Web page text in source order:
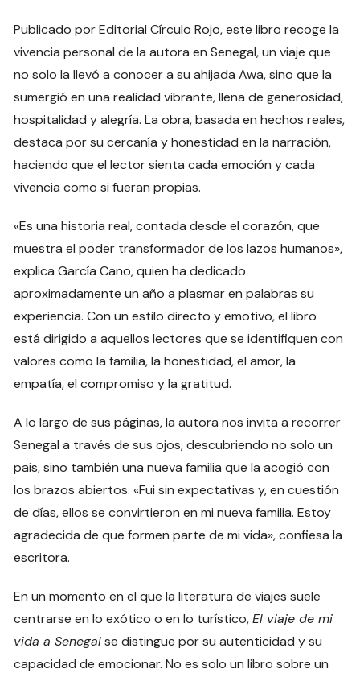
Publicado por Editorial Círculo Rojo, este libro recoge la
vivencia personal de la autora en Senegal, un viaje que
no solo la llevó a conocer a su ahijada Awa, sino que la
sumergió en una realidad vibrante, llena de generosidad,
hospitalidad y alegría. La obra, basada en hechos reales,
destaca por su cercanía y honestidad en la narración,
haciendo que el lector sienta cada emoción y cada
vivencia como si fueran propias.
«Es una historia real, contada desde el corazón, que
muestra el poder transformador de los lazos humanos»,
explica García Cano, quien ha dedicado
aproximadamente un año a plasmar en palabras su
experiencia. Con un estilo directo y emotivo, el libro
está dirigido a aquellos lectores que se identifiquen con
valores como la familia, la honestidad, el amor, la
empatía, el compromiso y la gratitud.
A lo largo de sus páginas, la autora nos invita a recorrer
Senegal a través de sus ojos, descubriendo no solo un
país, sino también una nueva familia que la acogió con
los brazos abiertos. «Fui sin expectativas y, en cuestión
de días, ellos se convirtieron en mi nueva familia. Estoy
agradecida de que formen parte de mi vida», confiesa la
escritora.
En un momento en el que la literatura de viajes suele
centrarse en lo exótico o en lo turístico,El viaje de mi
vida a Senegalse distingue por su autenticidad y su
capacidad de emocionar. No es solo un libro sobre un